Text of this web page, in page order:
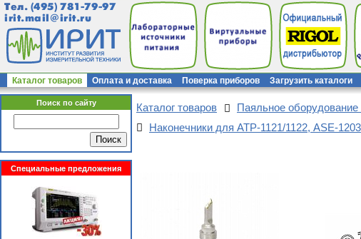
Тел. (495) 781-79-97
irit.mail@irit.ru
Каталог товаров Оплата и доставка Поверка приборов Загрузить каталоги
Поиск по сайту
Специальные предложения
Каталог товаров Паяльное
Наконечники для АТР-1121/1122, ASE-